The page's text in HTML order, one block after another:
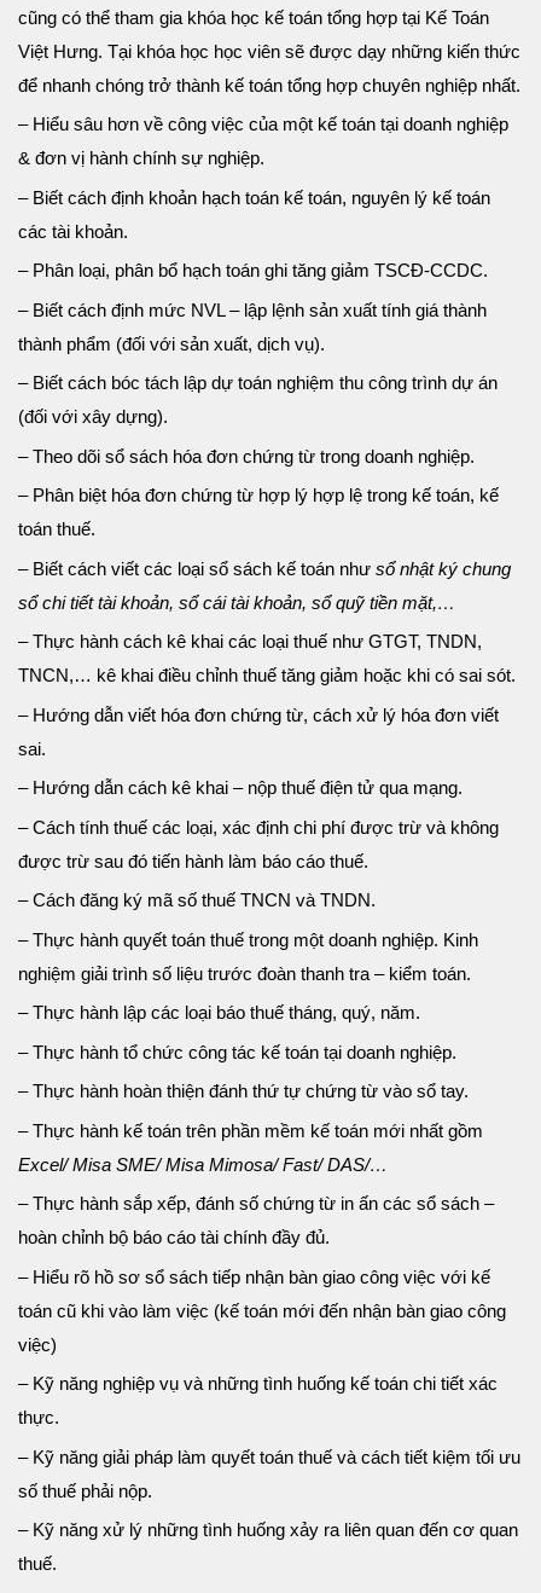
cũng có thể tham gia khóa học kế toán tổng hợp tại Kế Toán
Việt Hưng. Tại khóa học học viên sẽ được dạy những kiến thức
để nhanh chóng trở thành kế toán tổng hợp chuyên nghiệp nhất.
– Hiểu sâu hơn về công việc của một kế toán tại doanh nghiệp
& đơn vị hành chính sự nghiệp.
– Biết cách định khoản hạch toán kế toán, nguyên lý kế toán
các tài khoản.
– Phân loại, phân bổ hạch toán ghi tăng giảm TSCĐ-CCDC.
– Biết cách định mức NVL – lập lệnh sản xuất tính giá thành
thành phẩm (đối với sản xuất, dịch vụ).
– Biết cách bóc tách lập dự toán nghiệm thu công trình dự án
(đối với xây dựng).
– Theo dõi sổ sách hóa đơn chứng từ trong doanh nghiệp.
– Phân biệt hóa đơn chứng từ hợp lý hợp lệ trong kế toán, kế
toán thuế.
– Biết cách viết các loại sổ sách kế toán như sổ nhật ký chung
sổ chi tiết tài khoản, sổ cái tài khoản, sổ quỹ tiền mặt,…
– Thực hành cách kê khai các loại thuế như GTGT, TNDN,
TNCN,… kê khai điều chỉnh thuế tăng giảm hoặc khi có sai sót.
– Hướng dẫn viết hóa đơn chứng từ, cách xử lý hóa đơn viết
sai.
– Hướng dẫn cách kê khai – nộp thuế điện tử qua mạng.
– Cách tính thuế các loại, xác định chi phí được trừ và không
được trừ sau đó tiến hành làm báo cáo thuế.
– Cách đăng ký mã số thuế TNCN và TNDN.
– Thực hành quyết toán thuế trong một doanh nghiệp. Kinh
nghiệm giải trình số liệu trước đoàn thanh tra – kiểm toán.
– Thực hành lập các loại báo thuế tháng, quý, năm.
– Thực hành tổ chức công tác kế toán tại doanh nghiệp.
– Thực hành hoàn thiện đánh thứ tự chứng từ vào sổ tay.
– Thực hành kế toán trên phần mềm kế toán mới nhất gồm
Excel/ Misa SME/ Misa Mimosa/ Fast/ DAS/…
– Thực hành sắp xếp, đánh số chứng từ in ấn các sổ sách –
hoàn chỉnh bộ báo cáo tài chính đầy đủ.
– Hiểu rõ hồ sơ sổ sách tiếp nhận bàn giao công việc với kế
toán cũ khi vào làm việc (kế toán mới đến nhận bàn giao công
việc)
– Kỹ năng nghiệp vụ và những tình huống kế toán chi tiết xác
thực.
– Kỹ năng giải pháp làm quyết toán thuế và cách tiết kiệm tối ưu
số thuế phải nộp.
– Kỹ năng xử lý những tình huống xảy ra liên quan đến cơ quan
thuế.